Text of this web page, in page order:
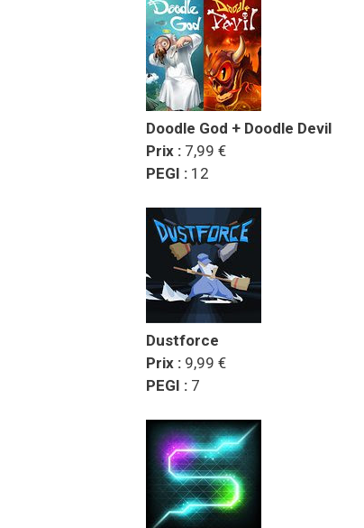
Doodle God + Doodle Devil
Prix : 7,99 €
PEGI : 12
Dustforce
Prix : 9,99 €
PEGI : 7